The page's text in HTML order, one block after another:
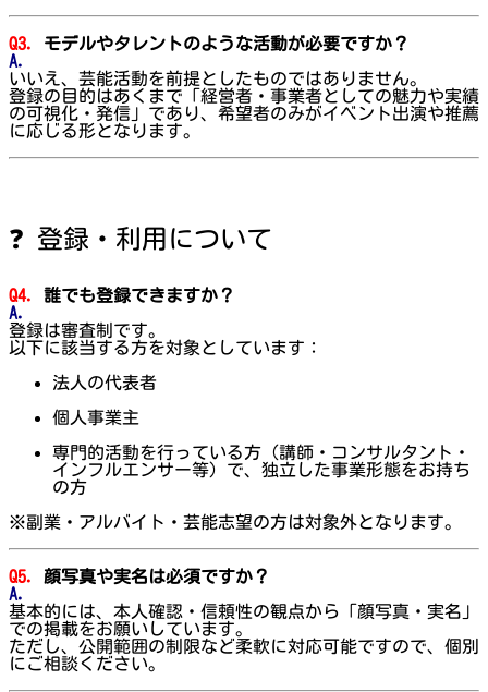
Q3.
モデルやタレントのような活動が必要ですか？
A.
いいえ、芸能活動を前提としたものではありません。
登録の目的はあくまで「経営者・事業者としての魅力や実績
の可視化・発信」であり、希望者のみがイベント出演や推薦
に応じる形となります。
❓ 登録・利用について
Q4.
誰でも登録できますか？
A.
登録は審査制です。
以下に該当する方を対象としています：
法人の代表者
個人事業主
専門的活動を行っている方（講師・コンサルタント・
インフルエンサー等）で、独立した事業形態をお持ち
の方
※副業・アルバイト・芸能志望の方は対象外となります。
Q5.
顔写真や実名は必須ですか？
A.
基本的には、本人確認・信頼性の観点から「顔写真・実名」
での掲載をお願いしています。
ただし、公開範囲の制限など柔軟に対応可能ですので、個別
にご相談ください。